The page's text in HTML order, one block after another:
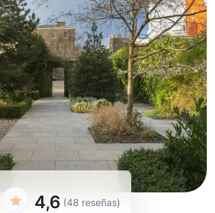
4,6 (48 reseñas)